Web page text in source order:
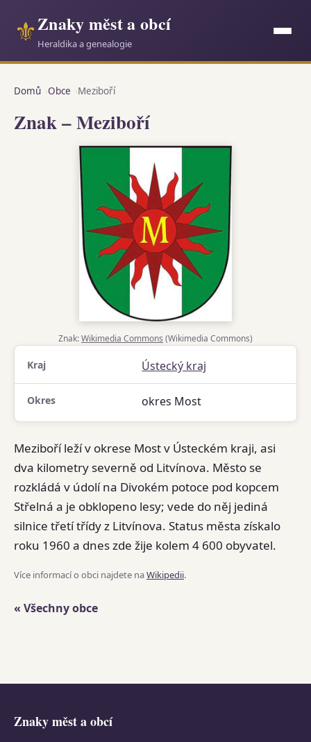
⚜Znaky měst a obcí
Heraldika a genealogie
Domů Obce Meziboří
Znak – Meziboří
Znak:Wikimedia Commons (Wikimedia Commons)
Kraj Ústecký kraj
Okres okres Most
Meziboří leží v okrese Most v Ústeckém kraji, asi
dva kilometry severně od Litvínova. Město se
rozkládá v údolí na Divokém potoce pod kopcem
Střelná a je obklopeno lesy; vede do něj jediná
silnice třetí třídy z Litvínova. Status města získalo
roku 1960 a dnes zde žije kolem 4 600 obyvatel.
Více informací o obci najdete naWikipedii.
« Všechny obce
Znaky měst a obcí